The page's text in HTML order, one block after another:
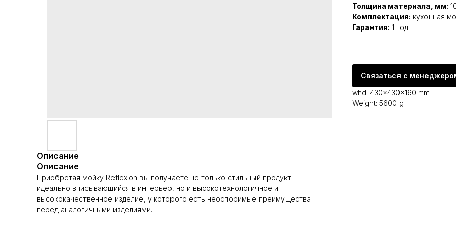
Толщина материала, мм:
Комплектация: кухонная
Гарантия: 1 год
Связаться с
whd: 430x430x160 mm
Weight: 5600 g
Описание
Описание
Приобретая мойку Reflexion вы получаете не только стильный продукт
идеально вписывающийся в интерьер, но и высокотехнологичное и
высококачественное изделие, у которого есть неоспоримые преимущества
перед аналогичными изделиями.